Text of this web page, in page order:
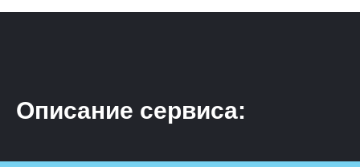
Описание сервиса: